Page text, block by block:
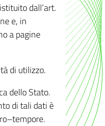
dall’art.
e, in
a pagine
di utilizzo.
dello Stato.
di tali dati è